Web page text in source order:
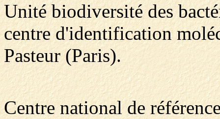
Unité biodiversité des
centre d'identification
Pasteur (Paris).
Centre national de